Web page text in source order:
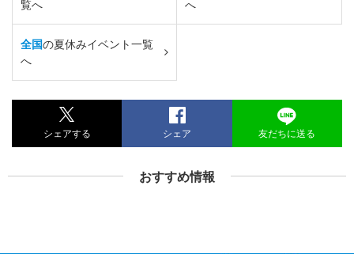
覧へ へ
全国の夏休みイベント一覧
へ
シェアする シェア 友だちに送る
おすすめ情報